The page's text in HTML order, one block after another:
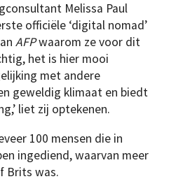
Melissa Paul
officiële ‘digital nomad’
AFPwaarom ze voor dit
het is hier mooi
met andere
geweldig klimaat en biedt
liet zij optekenen.
100 mensen die in
ingediend, waarvan meer
Brits was.